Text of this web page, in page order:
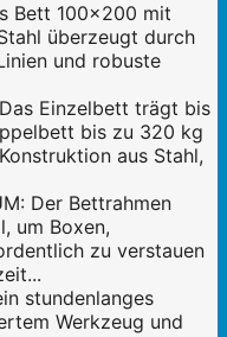
Bett 100x200 mit
überzeugt durch
und robuste
Das Einzelbett trägt bis
bis zu 320 kg
aus Stahl,
Der Bettrahmen
um Boxen,
zu verstauen
stundenlanges
Werkzeug und